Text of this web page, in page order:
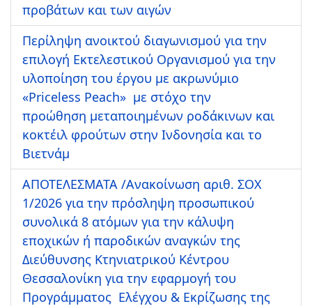
προβάτων και των αιγών
Περίληψη ανοικτού διαγωνισμού για την
επιλογή Εκτελεστικού Οργανισμού για την
υλοποίηση του έργου με ακρωνύμιο
«Priceless Peach» με στόχο την
προώθηση μεταποιημένων ροδάκινων και
κοκτέιλ φρούτων στην Ινδονησία και το
Βιετνάμ
ΑΠΟΤΕΛΕΣΜΑΤΑ /Ανακοίνωση αριθ. ΣΟΧ
1/2026 για την πρόσληψη προσωπικού
συνολικά 8 ατόμων για την κάλυψη
εποχικών ή παροδικών αναγκών της
Διεύθυνσης Κτηνιατρικού Κέντρου
Θεσσαλονίκη για την εφαρμογή του
Προγράμματος Ελέγχου & Εκρίζωσης της